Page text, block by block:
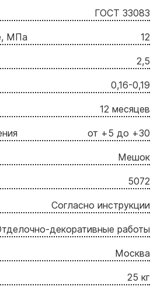
ГОСТ 33083
МПа 12
2,5
0,16-0,19
12 месяцев
от +5 до +30
Мешок
5072
Согласно инструкции
декоративные работы
Москва
25 кг